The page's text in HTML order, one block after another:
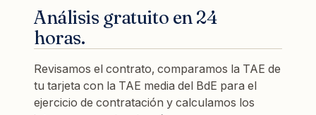
Análisis gratuito en 24
horas.
Revisamos el contrato, comparamos la TAE de
tu tarjeta con la TAE media del BdE para el
ejercicio de contratación y calculamos los